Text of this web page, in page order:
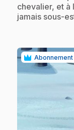
chevalier, et à
jamais sous-
Abonnement